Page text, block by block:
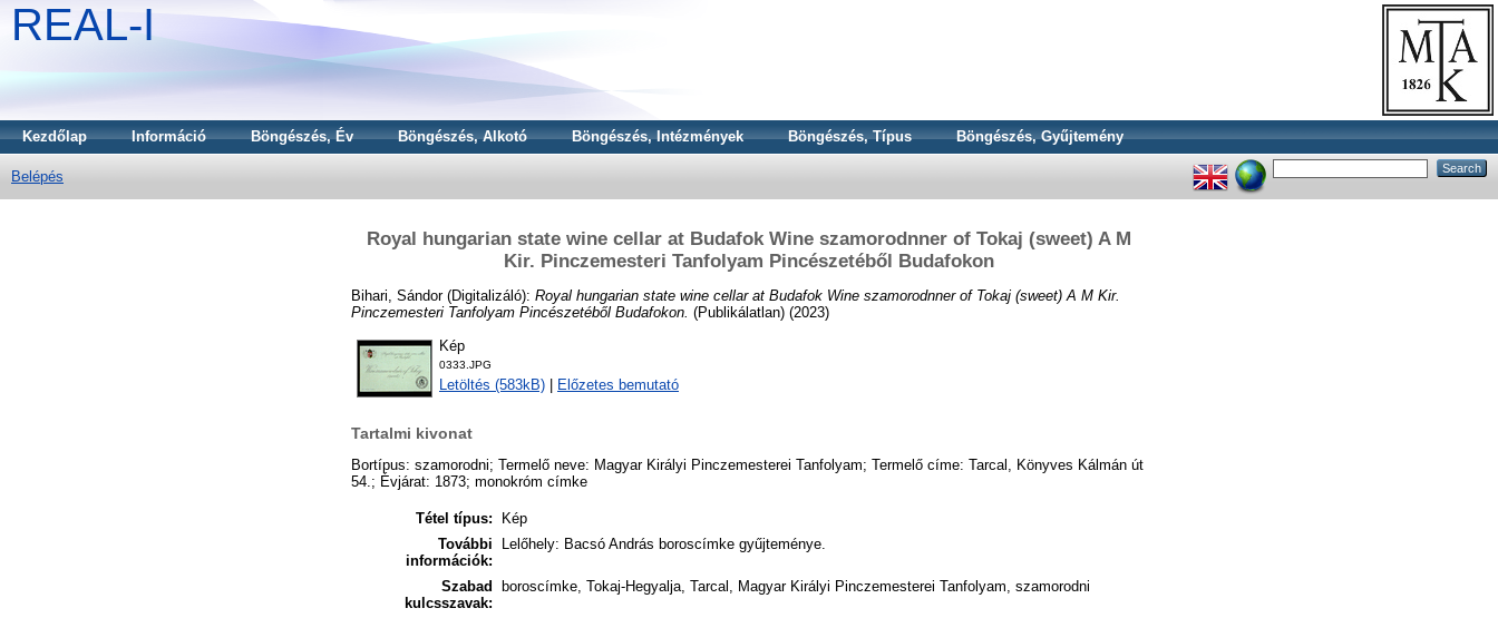
REAL-I
Kezdőlap Információ Böngészés, Év Böngészés, Alkotó Böngészés, Intézmények Böngészés, Típus Böngészés, Gyűjtemény
Belépés
Royal hungarian state wine cellar at Budafok Wine szamorodnner of Tokaj (sweet) A M
Kir. Pinczemesteri Tanfolyam Pincészetéből Budafokon
Bihari, Sándor(Digitalizáló): Royal hungarian state wine cellar at Budafok Wine szamorodnner of Tokaj (sweet) A M Kir.
Pinczemesteri Tanfolyam Pincészetéből Budafokon. (Publikálatlan) (2023)
Kép
0333.JPG
Letöltés (583kB) Előzetes bemutató
Tartalmi kivonat
Bortípus: szamorodni; Termelő neve: Magyar Királyi Pinczemesterei Tanfolyam; Termelő címe: Tarcal, Könyves Kálmán út
54.; Évjárat: 1873; monokróm címke
Tétel típus:
Kép
További
információk:
Lelőhely: Bacsó András boroscímke gyűjteménye.
Szabad
kulcsszavak:
boroscímke, Tokaj-Hegyalja, Tarcal, Magyar Királyi Pinczemesterei Tanfolyam, szamorodni